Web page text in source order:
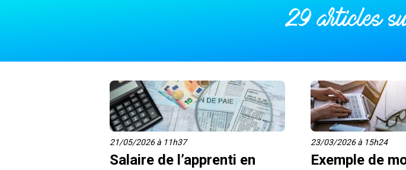
29 articles
21/05/2026 à 11h37
Salaire de l’apprenti en
23/03/2026 à 15h24
Exemple de